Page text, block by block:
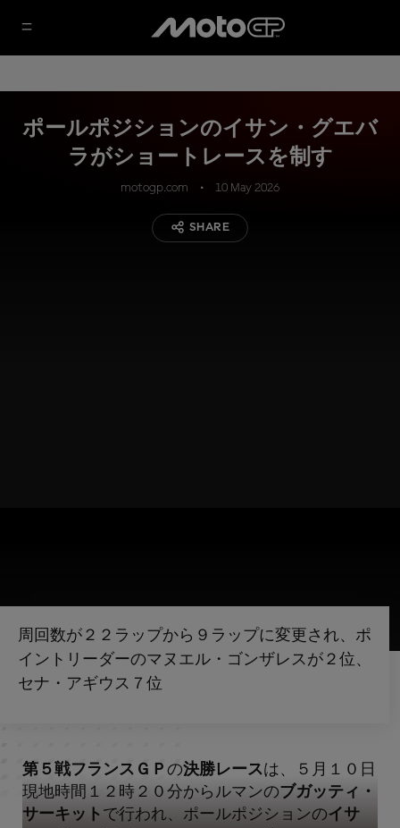
ポールポジションのイサン・グエバ
ラがショートレースを制す
motogp.com 10 May 2026
SHARE
周回数が２２ラップから９ラップに変更され、ポ
イントリーダーのマヌエル・ゴンザレスが２位、
セナ・アギウス７位
第５戦フランスＧＰ の決勝レースは、５月１０日
現地時間１２時２０分からルマンのブガッティ・
サーキット で行われ、ポールポジションのイサ